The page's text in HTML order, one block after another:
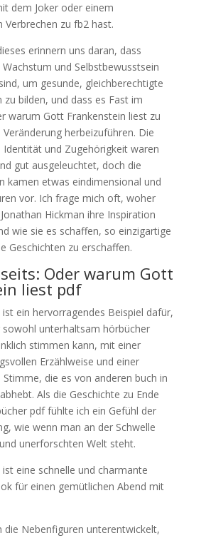
dem Joker oder einem
Verbrechen zu fb2 hast.
erinnern uns daran, dass
und Selbstbewusstsein
um gesunde, gleichberechtigte
zu bilden, und dass es Fast im
warum Gott Frankenstein liest zu
herbeizuführen. Die
Identität und Zugehörigkeit waren
gut ausgeleuchtet, doch die
kamen etwas eindimensional und
vor. Ich frage mich oft, woher
Hickman ihre Inspiration
wie sie es schaffen, so einzigartige
Geschichten zu erschaffen.
Oder warum Gott
liest pdf
ist ein hervorragendes Beispiel dafür,
unterhaltsam hörbücher
stimmen kann, mit einer
Erzählweise und einer
Stimme, die es von anderen buch in
Als die Geschichte zu Ende
pdf fühlte ich ein Gefühl der
wie wenn man an der Schwelle
unerforschten Welt steht.
eine schnelle und charmante
für einen gemütlichen Abend mit
die Nebenfiguren unterentwickelt,